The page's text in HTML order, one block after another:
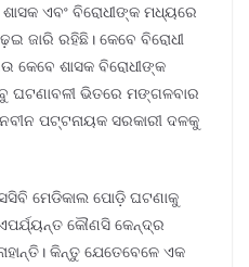
ଏବଂ ବିରୋଧୀଙ୍କ ମଧ୍ୟରେ
ଜାରି ରହିଛି। କେବେ ବିରୋଧୀ
କେବେ ଶାସକ ବିରୋଧୀଙ୍କ
ଘଟଣାବଳୀ ଭିତରେ ମଙ୍ଗଳବାର
ପଟ୍ଟନାୟକ ସରକାରୀ ଦଳକୁ
ମେଡିକାଲ ପୋଡ଼ି ଘଟଣାକୁ
କୌଣସି କେନ୍ଦ୍ର
କିନ୍ତୁ ଯେତେବେଳେ ଏକ